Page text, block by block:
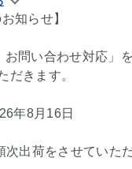
知らせ】
問い合わせ対応」
だきます。
年8月16日
出荷をさせていた